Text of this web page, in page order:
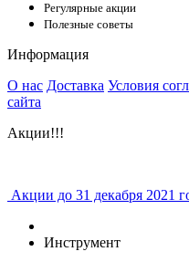
Регулярные акции
Полезные советы
Информация
О нас Доставка Условия
сайта
Акции!!!
Акции до 31 декабря 2021
Инструмент